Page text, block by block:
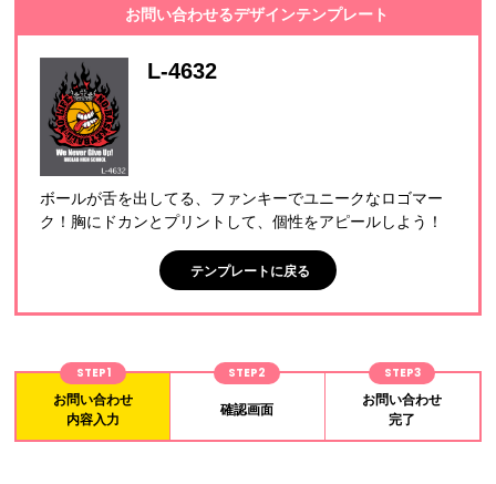
お問い合わせるデザインテンプレート
L-4632
ボールが舌を出してる、ファンキーでユニークなロゴマー
ク！胸にドカンとプリントして、個性をアピールしよう！
テンプレートに戻る
STEP1
お問い合わせ
内容入力
STEP2
確認画面
STEP3
お問い合わせ
完了